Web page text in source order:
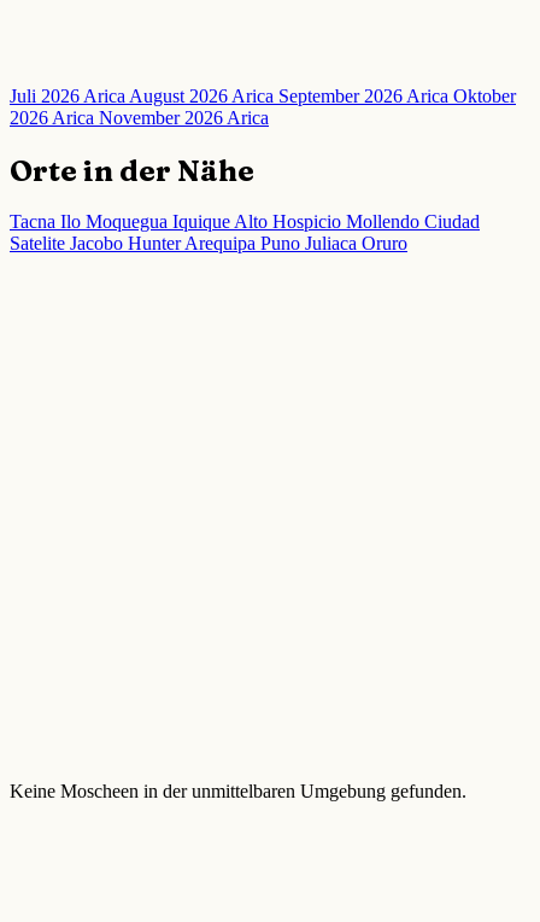
Juli 2026 Arica August 2026 Arica September 2026 Arica Oktober
2026 Arica November 2026 Arica
Orte in der Nähe
Tacna Ilo Moquegua IquiqueAlto Hospicio Mollendo Ciudad
Satelite Jacobo HunterArequipa Puno Juliaca Oruro
Keine Moscheen in der unmittelbaren Umgebung gefunden.